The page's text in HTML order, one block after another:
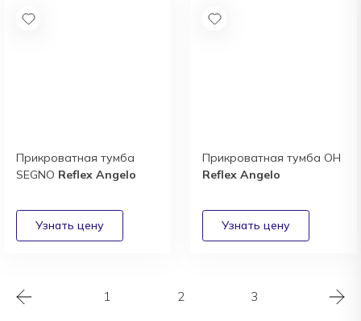
Прикроватная тумба
SEGNO Reflex Angelo
Прикроватная тумба OH
Reflex Angelo
1 2 3